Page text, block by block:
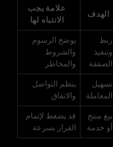
الهدف
علامة يجب
الانتباه لها
ربط
وتنفيذ
الصفقة
يوضح الرسوم
والشروط
والمخاطر
تسهيل
المعاملة
ينظم التواصل
والاتفاق
بيع منتج
أو خدمة
قد يضغط لإتمام
القرار بسرعة